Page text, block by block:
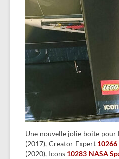
Une nouvelle jolie boite pour
(2017), Creator Expert
(2020), Icons 10283 NASA